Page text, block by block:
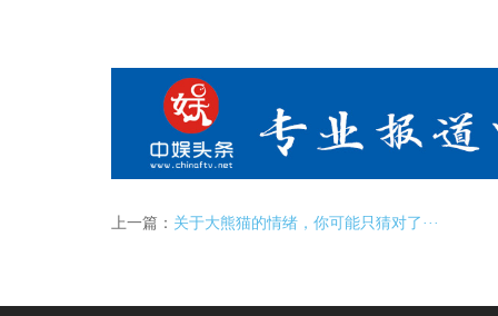
上一篇： 关于大熊猫的情绪，你可能只猜对了···